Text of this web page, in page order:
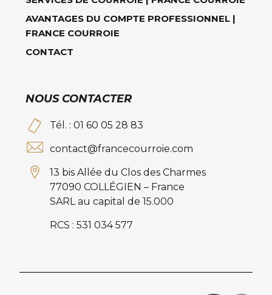
AVANTAGES DU COMPTE PROFESSIONNEL |
FRANCE COURROIE
CONTACT
NOUS CONTACTER
Tél. : 01 60 05 28 83
contact@francecourroie.com
13 bis Allée du Clos des Charmes
77090 COLLÉGIEN – France
SARL au capital de 15.000
RCS : 531 034 577